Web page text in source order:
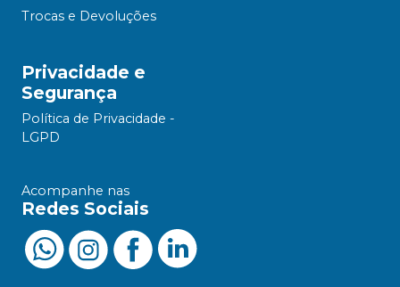
Trocas e Devoluções
Privacidade e
Segurança
Política de Privacidade -
LGPD
Acompanhe nas
Redes Sociais